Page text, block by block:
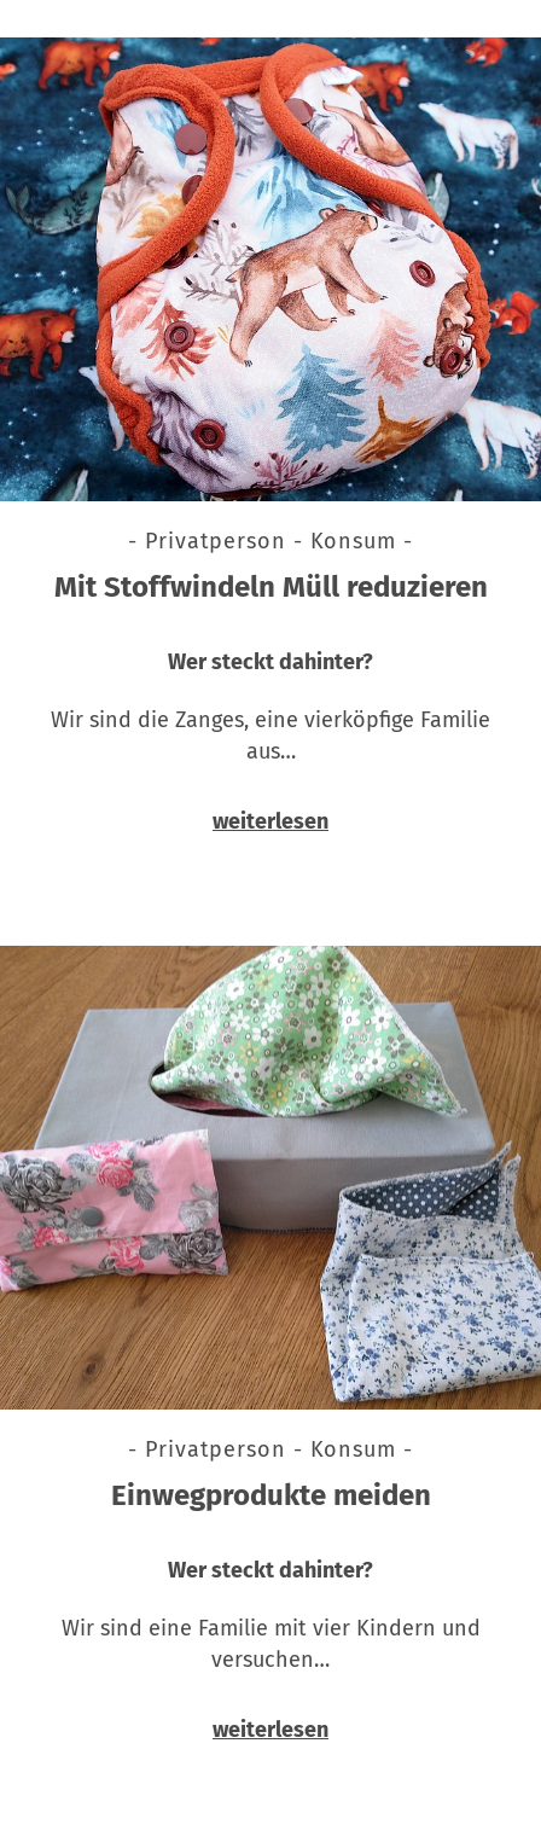
- Privatperson - Konsum -
Mit Stoffwindeln Müll reduzieren
Wer steckt dahinter?
Wir sind die Zanges, eine vierköpfige Familie
aus…
weiterlesen
- Privatperson - Konsum -
Einwegprodukte meiden
Wer steckt dahinter?
Wir sind eine Familie mit vier Kindern und
versuchen…
weiterlesen